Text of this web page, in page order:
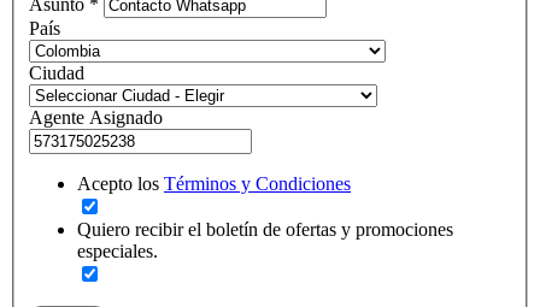
País
Ciudad
Agente Asignado
Acepto los Términos y Condiciones
Quiero recibir el boletín de ofertas y promociones
especiales.